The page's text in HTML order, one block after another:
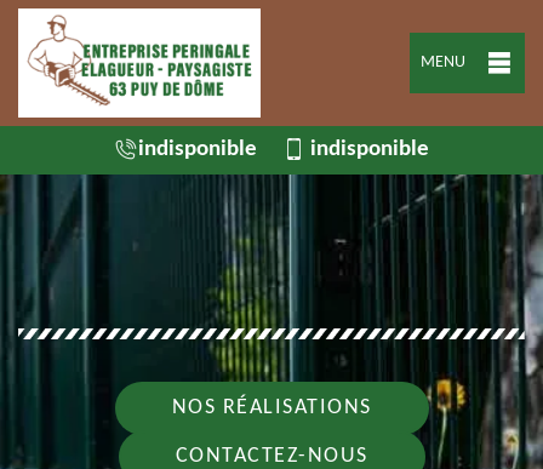
MENU
indisponible indisponible
NOS RÉALISATIONS
CONTACTEZ-NOUS